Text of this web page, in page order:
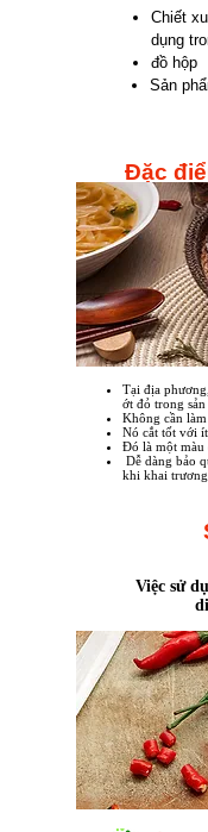
Chiết
dụng
đồ hộp
​Sản
Đặc
Tại địa
ớt đỏ trong sản
Không cần làm
Nó cắt tốt với
Đó là một màu
Dễ dàng bảo
khi khai
Việc sử